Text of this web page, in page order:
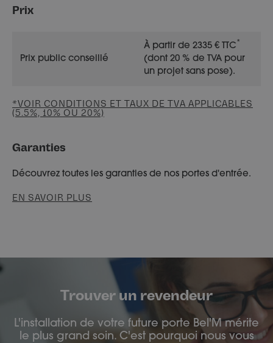
Prix
Prix public conseillé
À partir de 2335 € TTC *
(dont 20 % de TVA pour
un projet sans pose).
*VOIR CONDITIONS ET TAUX DE TVA APPLICABLES
(5.5%, 10% OU 20%)
Garanties
Découvrez toutes les garanties de nos portes d'entrée.
EN SAVOIR PLUS
Trouver un revendeur
L'installation de votre future porte Bel'M mérite
le plus grand soin. C'est pourquoi nous vous